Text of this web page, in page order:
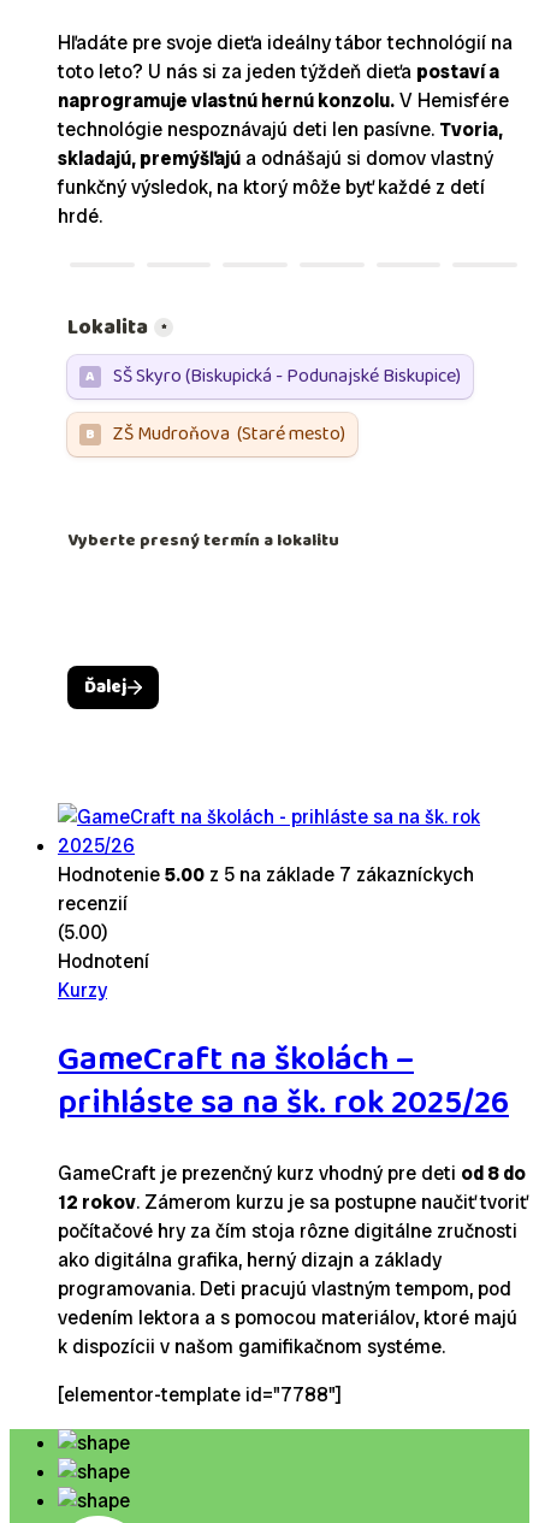
Hľadáte pre svoje dieťa ideálny tábor technológií na
toto leto? U nás si za jeden týždeň dieťa postaví a
naprogramuje vlastnú hernú konzolu.V Hemisfére
technológie nespoznávajú deti len pasívne. Tvoria,
skladajú, premýšľajú a odnášajú si domov vlastný
funkčný výsledok, na ktorý môže byť každé z detí
hrdé.
Hodnotenie5.00 z 5 na základe 7 zákazníckych
recenzií
(5.00)
Hodnotení
Kurzy
GameCraft na školách –
prihláste sa na šk. rok 2025/26
GameCraft je prezenčný kurz vhodný pre deti od 8 do
12 rokov. Zámerom kurzu je sa postupne naučiť tvoriť
počítačové hry za čím stoja rôzne digitálne zručnosti
ako digitálna grafika, herný dizajn a základy
programovania. Deti pracujú vlastným tempom, pod
vedením lektora a s pomocou materiálov, ktoré majú
k dispozícii v našom gamifikačnom systéme.
[elementor-template id="7788"]